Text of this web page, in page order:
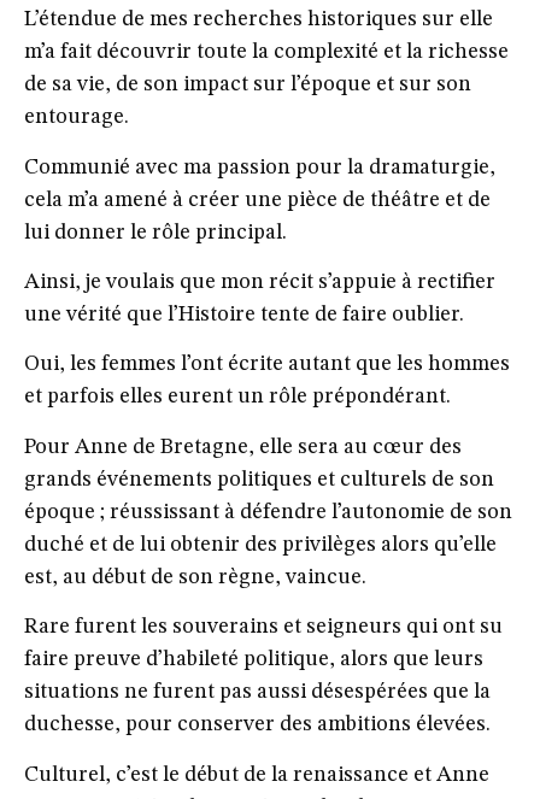
L’étendue de mes recherches historiques sur elle
m’a fait découvrir toute la complexité et la richesse
de sa vie, de son impact sur l’époque et sur son
entourage.
Communié avec ma passion pour la dramaturgie,
cela m’a amené à créer une pièce de théâtre et de
lui donner le rôle principal.
Ainsi, je voulais que mon récit s’appuie à rectifier
une vérité que l’Histoire tente de faire oublier.
Oui, les femmes l’ont écrite autant que les hommes
et parfois elles eurent un rôle prépondérant.
Pour Anne de Bretagne, elle sera au cœur des
grands événements politiques et culturels de son
époque ; réussissant à défendre l’autonomie de son
duché et de lui obtenir des privilèges alors qu’elle
est, au début de son règne, vaincue.
Rare furent les souverains et seigneurs qui ont su
faire preuve d’habileté politique, alors que leurs
situations ne furent pas aussi désespérées que la
duchesse, pour conserver des ambitions élevées.
Culturel, c’est le début de la renaissance et Anne